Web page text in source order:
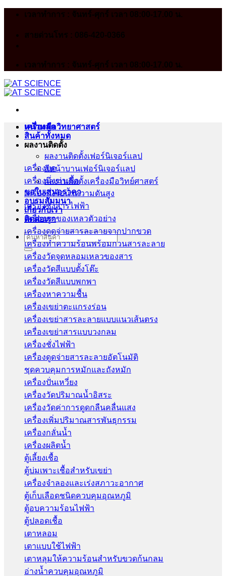
Skip
เวลาทำการ : จันทร์-ศุกร์ เวลา 08:00-17.00 น.
สายด่วนโทร : 086-420-0366
เวลาทำการ : จันทร์-ศุกร์ เวลา 08:00-17.00 น.
หน้าหลัก
สินค้าทั้งหมด
ผลงานติดตั้ง
ผลงานติดตั้งเฟอร์นิเจอร์เเลป
สีหน้าบานเฟอร์นิเจอร์เเลป
ผลงานติดตั้งเครื่องมือวิทย์ศาสตร์
ขอใบเสนอราคา
อบรมสัมมนา
เกี่ยวกับเรา
ติดต่อเรา
Search
for:
เครื่องมือวิทยาศาสตร์
เครื่องบด
เครื่องนึ่งฆ่าเชื้อ
เครื่องนึ่งไอน้ำความดันสูง
เครื่องชั่งสารไฟฟ้า
เครื่องดูดของเหลวตัวอย่าง
เครื่องดูดจ่ายสารละลายจากปากขวด
เครื่องทำความร้อนพร้อมกวนสารละลาย
เครื่องวัดจุดหลอมเหลวของสาร
เครื่องวัดสีแบบตั้งโต๊ะ
เครื่องวัดสีแบบพกพา
เครื่องหาความชื้น
เครื่องเขย่าตะแกรงร่อน
เครื่องเขย่าสารละลายแบบแนวเส้นตรง
เครื่องเขย่าสารแบบวงกลม
เครื่องชั่งไฟฟ้า
เครื่องดูดจ่ายสารละลายอัตโนมัติ
ชุดควบคุมการหมักและถังหมัก
เครื่องปั่นเหวี่ยง
เครื่องวัดปริมาณน้ำอิสระ
เครื่องวัดค่าการดูดกลืนคลื่นแสง
เครื่องเพิ่มปริมาณสารพันธุกรรม
เครื่องกลั่นน้ำ
เครื่องผลิตน้ำ
ตู้เลี้ยงเชื้อ
ตู้บ่มเพาะเชื้อสำหรับเขย่า
เครื่องจำลองและเร่งสภาวะอากาศ
ตู้เก็บเลือดชนิดควบคุมอุณหภูมิ
ตู้อบความร้อนไฟฟ้า
ตู้ปลอดเชื้อ
เตาหลอม
เตาแบบใช้ไฟฟ้า
เตาหลุมให้ความร้อนสำหรับขวดก้นกลม
อ่างน้ำควบคุมอุณหภูมิ